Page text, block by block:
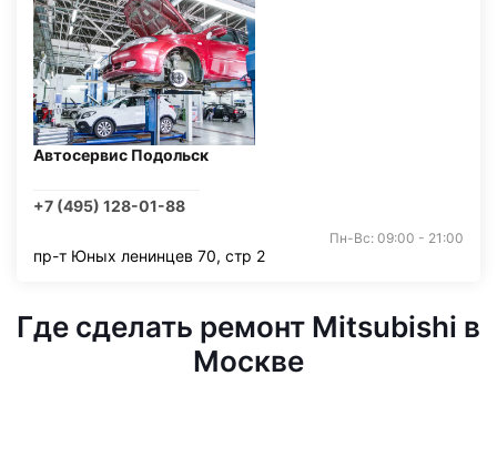
Автосервис Подольск
+7 (495) 128-01-88
Пн-Вс: 09:00 - 21:00
пр-т Юных ленинцев 70, стр 2
Где сделать ремонт Mitsubishi в
Москве